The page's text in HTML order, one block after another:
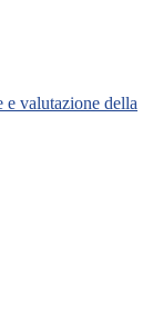
e valutazione della